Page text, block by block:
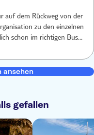
zu den einzelnen
wirklich Bescheid. Wir
vorne Nummern am
auch.
ansehen
gefallen